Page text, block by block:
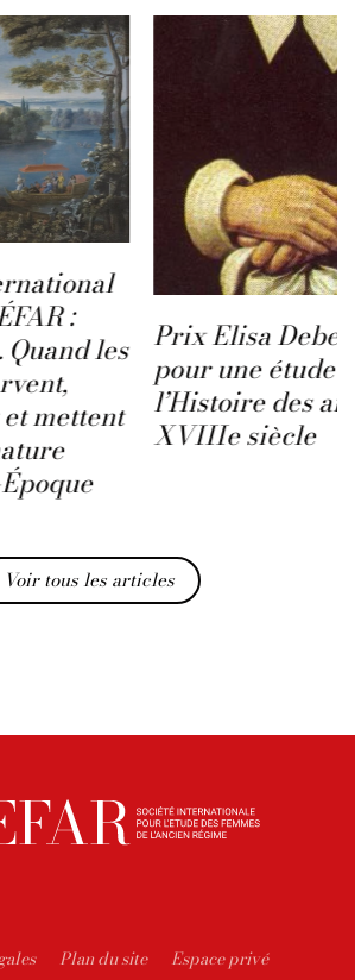
:
Quand les
mettent
Prix Elisa
pour une étude
l’Histoire des
XVIIIe siècle
Voir tous les articles
Plan du site Espace privé